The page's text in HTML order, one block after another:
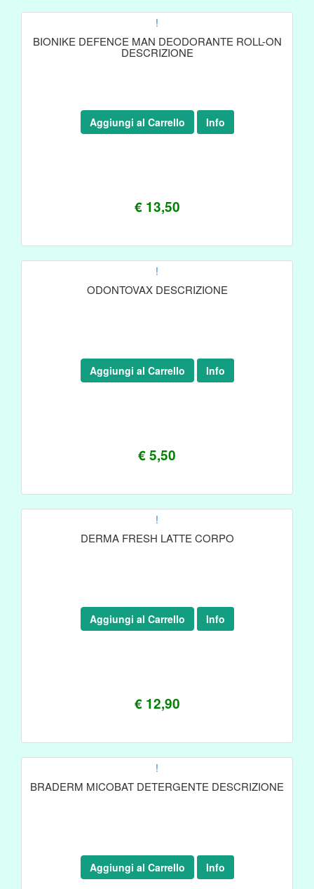
!
BIONIKE DEFENCE MAN DEODORANTE ROLL-ON
DESCRIZIONE
€ 13,50
Aggiungi al Carrello Info
!
ODONTOVAX DESCRIZIONE
€ 5,50
Aggiungi al Carrello Info
!
DERMA FRESH LATTE CORPO
€ 12,90
Aggiungi al Carrello Info
!
BRADERM MICOBAT DETERGENTE DESCRIZIONE
Aggiungi al Carrello Info